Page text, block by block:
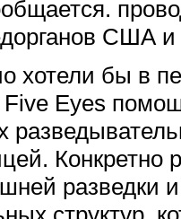
США
хотели бы в
Five Eyes
Конкретно
разведки и